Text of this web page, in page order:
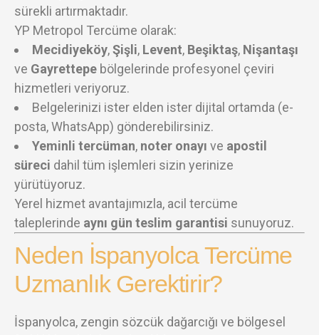
sürekli artırmaktadır.
YP Metropol Tercüme olarak:
Mecidiyeköy,Şişli, Levent, Beşiktaş, Nişantaşı
ve Gayrettepe bölgelerinde profesyonel çeviri
hizmetleri veriyoruz.
Belgelerinizi ister elden ister dijital ortamda (e-
posta, WhatsApp) gönderebilirsiniz.
Yeminli tercüman, noter onayı ve apostil
süreci dahil tüm işlemleri sizin yerinize
yürütüyoruz.
Yerel hizmet avantajımızla, acil tercüme
taleplerinde aynı gün teslim garantisi sunuyoruz.
Neden İspanyolca Tercüme
Uzmanlık Gerektirir?
İspanyolca, zengin sözcük dağarcığı ve bölgesel